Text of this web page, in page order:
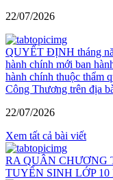
22/07/2026
QUYẾT ĐỊNH tháng
hành chính mới ban
hành chính thuộc thẩm
Công Thương trên địa
22/07/2026
Xem tất cả bài viết
RA QUÂN CHƯƠNG
TUYỂN SINH LỚP 10